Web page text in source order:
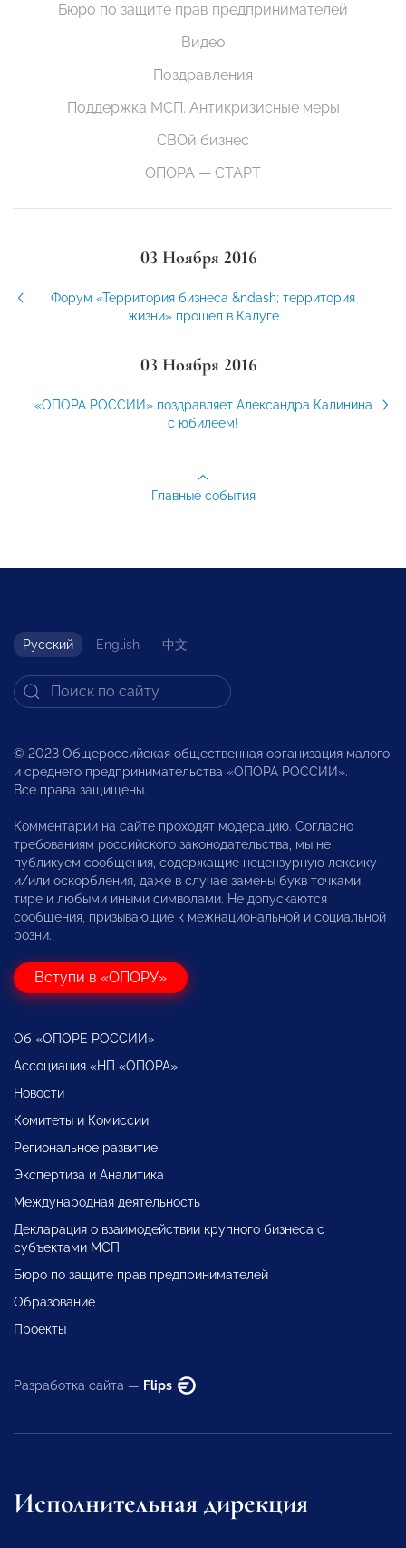
Бюро по защите прав предпринимателей
Видео
Поздравления
Поддержка МСП. Антикризисные меры
СВОй бизнес
ОПОРА — СТАРТ
03 Ноября 2016
Форум «Территория бизнеса &ndash; территория
жизни» прошел в Калуге
03 Ноября 2016
«ОПОРА РОССИИ» поздравляет Александра Калинина
с юбилеем!
Главные события
Русский English 中文
© 2023 Общероссийская общественная организация малого
и среднего предпринимательства «ОПОРА РОССИИ».
Все права защищены.
Комментарии на сайте проходят модерацию. Согласно
требованиям российского законодательства, мы не
публикуем сообщения, содержащие нецензурную лексику
и/или оскорбления, даже в случае замены букв точками,
тире и любыми иными символами. Не допускаются
сообщения, призывающие к межнациональной и социальной
розни.
Вступи в «ОПОРУ»
Об «ОПОРЕ РОССИИ»
Ассоциация «НП «ОПОРА»
Новости
Комитеты и Комиссии
Региональное развитие
Экспертиза и Аналитика
Международная деятельность
Декларация о взаимодействии крупного бизнеса с
субъектами МСП
Бюро по защите прав предпринимателей
Образование
Проекты
Разработка сайта — Flips
Исполнительная дирекция